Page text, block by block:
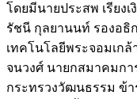
โดยมีนายประสพ เรียง
รัชนี กุลยานนท์ รองอธิ
เทคโนโลยีพระจอมเก
จนวงศ์ นายกสมาคมกา
กระทรวงวัฒนธรรม ข้า